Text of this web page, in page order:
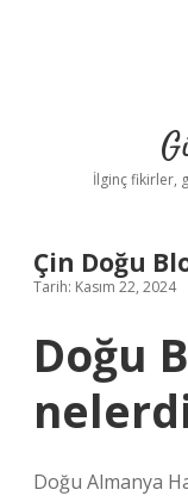
İlginç fikirler,
Çin Doğu
Tarih: Kasım 22, 2024
Doğu
Doğu Almanya